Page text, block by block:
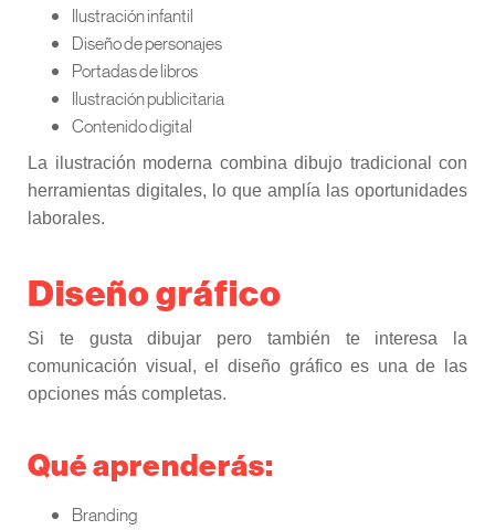
Ilustración infantil
Diseño de personajes
Portadas de libros
Ilustración publicitaria
Contenido digital
La ilustración moderna combina dibujo tradicional con
herramientas digitales, lo que amplía las oportunidades
laborales.
Diseño gráfico
Si te gusta dibujar pero también te interesa la
comunicación visual, el diseño gráfico es una de las
opciones más completas.
Qué aprenderás:
Branding